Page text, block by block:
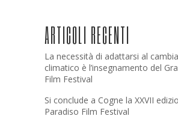
ARTICOLI RECENTI
La necessità di adattarsi al
climatico è l’insegnamento del
Film Festival
Si conclude a Cogne la XXVII
Paradiso Film Festival